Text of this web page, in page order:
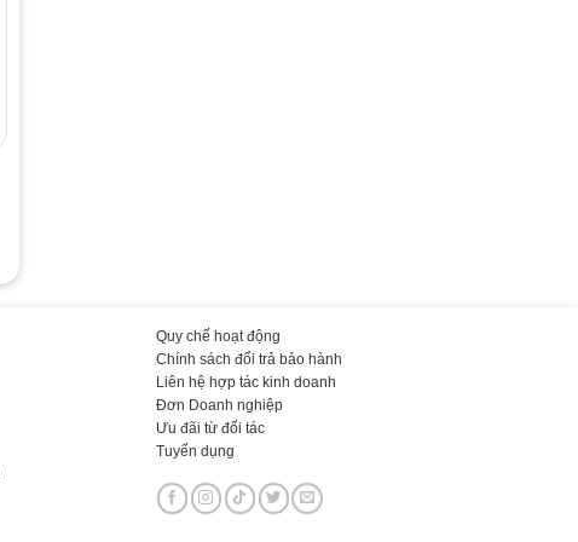
Quy chế hoạt động
Chính sách đổi trả bảo hành
Liên hệ hợp tác kinh doanh
Đơn Doanh nghiệp
Ưu đãi từ đối tác
Tuyển dụng